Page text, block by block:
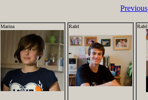
Previous
Marina Rafel Rafel